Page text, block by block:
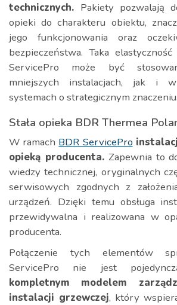
technicznych. Pakiety pozwalają
opieki do charakteru obiektu,
jego funkcjonowania oraz
bezpieczeństwa. Taka
ServicePro może być
mniejszych instalacjach, jak i w
systemach o strategicznym znaczeniu.
Stała opieka BDR Thermea
W ramach BDR ServicePro
opieką producenta. Zapewnia to
wiedzy technicznej, oryginalnych
serwisowych zgodnych z
urządzeń. Dzięki temu obsługa
przewidywalna i realizowana w
producenta.
Połączenie tych elementów
ServicePro nie jest
kompletnym modelem
instalacji grzewczej, który